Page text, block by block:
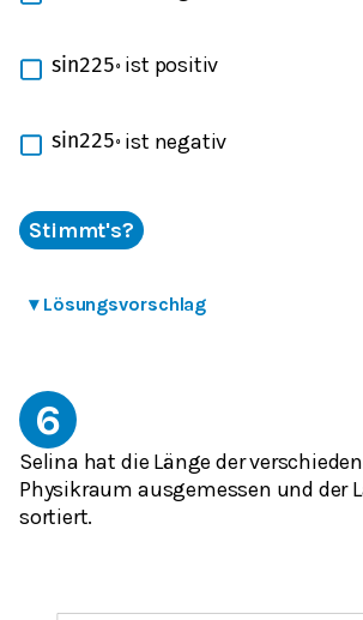
sin225∘ ist positiv
sin225∘ ist negativ
Stimmt's?
▾ Lösungsvorschlag
6
Selina hat die Länge der
Physikraum ausgemessen und der
sortiert.